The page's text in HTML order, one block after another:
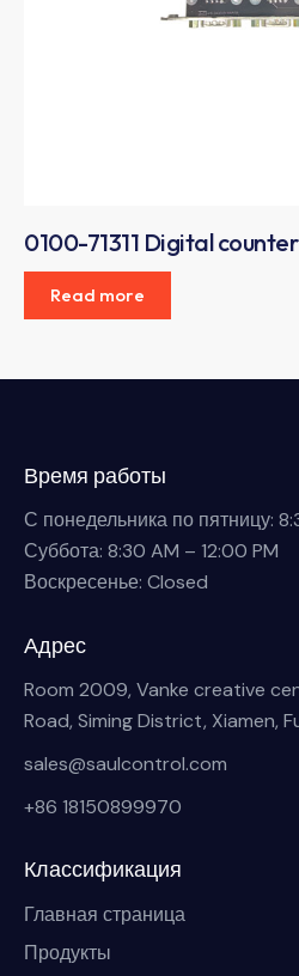
0100-71311 Digital
Read more
Время работы
С понедельника по пятницу:
Суббота: 8:30 AM – 12:00 PM
Воскресенье: Closed
Адрес
Room 2009, Vanke creative
Road, Siming District, Xiamen,
sales@saulcontrol.com
+86 18150899970
Классификация
Главная страница
Продукты